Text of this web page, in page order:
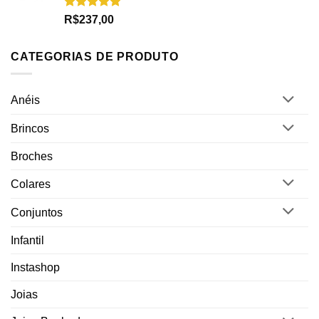
Avaliação
R$237,00
CATEGORIAS DE PRODUTO
Anéis
Brincos
Broches
Colares
Conjuntos
Infantil
Instashop
Joias